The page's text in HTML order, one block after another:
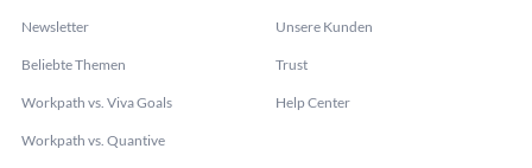
Newsletter
Beliebte Themen
Workpath vs. Viva Goals
Workpath vs. Quantive
Unsere Kunden
Trust
Help Center